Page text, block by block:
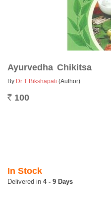
Ayurvedha Chikitsa
By Dr T Bikshapati (Author)
Rs. 100
In Stock
4 - 9 Days